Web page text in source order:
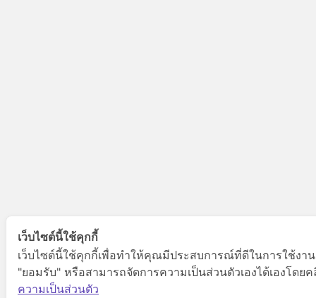
เว็บไซต์นี้ใช้คุกกี้
เว็บไซต์นี้ใช้คุกกี้เพื่อทำให้คุณมีประสบการณ์ที่ดีในการใช้งา
"ยอมรับ" หรือสามารถจัดการความเป็นส่วนตัวเองได้เองโดย
ความเป็นส่วนตัว